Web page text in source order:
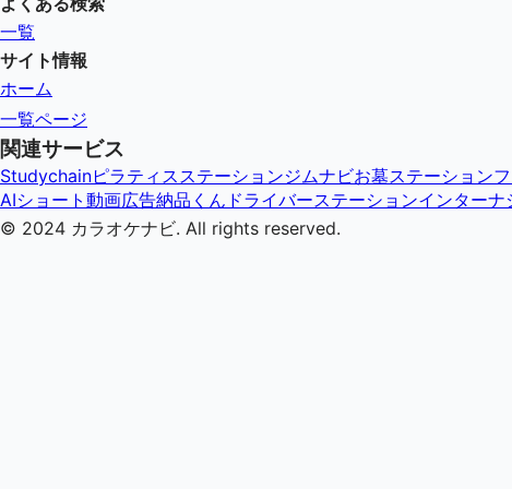
一覧
サイト情報
ホーム
一覧ページ
関連サービス
Studychainピラティスステーションジムナビお墓ステーション
AIショート動画広告納品くん ドライバーステーションインターナ
© 2024 カラオケナビ. All rights reserved.